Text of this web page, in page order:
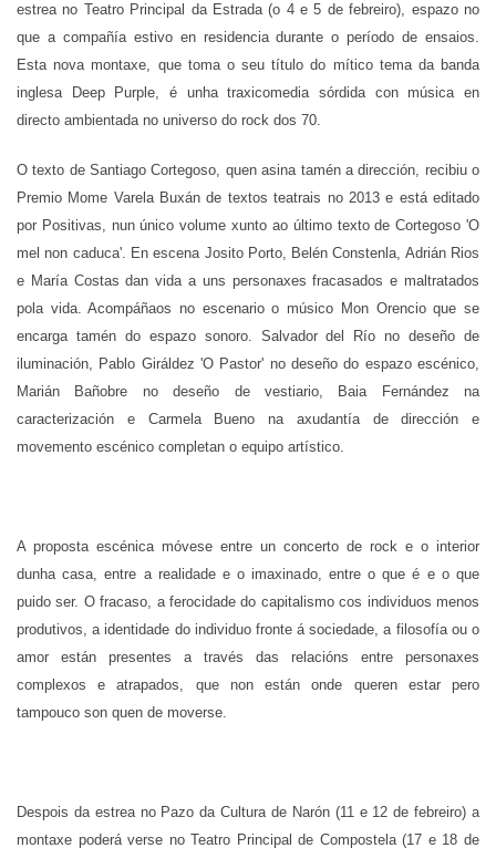
estrea no Teatro Principal da Estrada (o 4 e 5 de febreiro), espazo no
que a compañía estivo en residencia durante o período de ensaios.
Esta nova montaxe, que toma o seu título do mítico tema da banda
inglesa Deep Purple, é unha traxicomedia sórdida con música en
directo ambientada no universo do rock dos 70.
O texto de Santiago Cortegoso, quen asina tamén a dirección, recibiu o
Premio Mome Varela Buxán de textos teatrais no 2013 e está editado
por Positivas, nun único volume xunto ao último texto de Cortegoso 'O
mel non caduca'. En escena Josito Porto, Belén Constenla, Adrián Rios
e María Costas dan vida a uns personaxes fracasados e maltratados
pola vida. Acompáñaos no escenario o músico Mon Orencio que se
encarga tamén do espazo sonoro. Salvador del Río no deseño de
iluminación, Pablo Giráldez 'O Pastor' no deseño do espazo escénico,
Marián Bañobre no deseño de vestiario, Baia Fernández na
caracterización e Carmela Bueno na axudantía de dirección e
movemento escénico completan o equipo artístico.
A proposta escénica móvese entre un concerto de rock e o interior
dunha casa, entre a realidade e o imaxinado, entre o que é e o que
puido ser. O fracaso, a ferocidade do capitalismo cos individuos menos
produtivos, a identidade do individuo fronte á sociedade, a filosofía ou o
amor están presentes a través das relacións entre personaxes
complexos e atrapados, que non están onde queren estar pero
tampouco son quen de moverse.
Despois da estrea no Pazo da Cultura de Narón (11 e 12 de febreiro) a
montaxe poderá verse no Teatro Principal de Compostela (17 e 18 de